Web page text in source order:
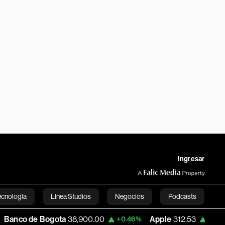
Ingresar
Línea Studios Negocios Podcasts
English
Bogota 38,900.00 +0.46% Apple 312.53 +0.51%